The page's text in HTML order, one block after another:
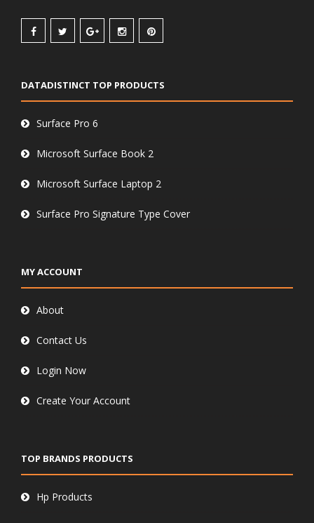
DATADISTINCT TOP PRODUCTS
Surface Pro 6
Microsoft Surface Book 2
Microsoft Surface Laptop 2
Surface Pro Signature Type Cover
MY ACCOUNT
About
Contact Us
Login Now
Create Your Account
TOP BRANDS PRODUCTS
Hp Products